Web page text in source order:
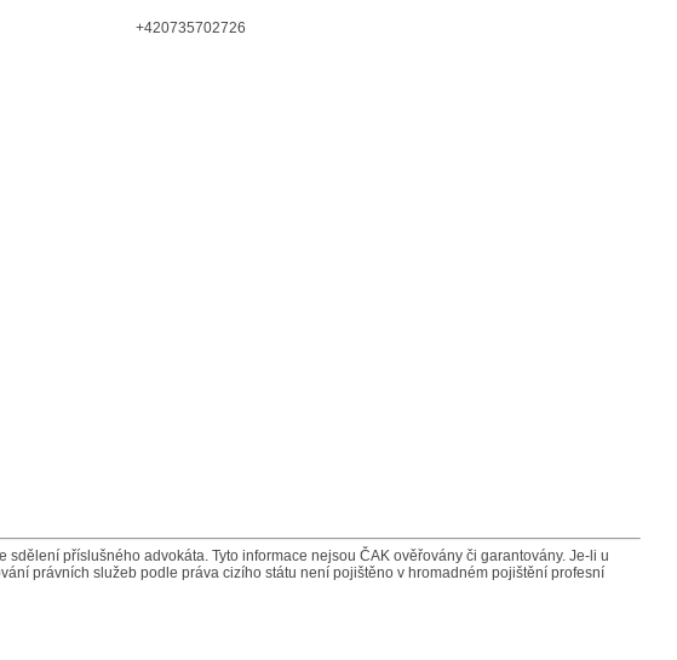
+420735702726
příslušného advokáta. Tyto informace nejsou ČAK ověřovány či garantovány. Je-li u
právních služeb podle práva cizího státu není pojištěno v hromadném pojištění profesní